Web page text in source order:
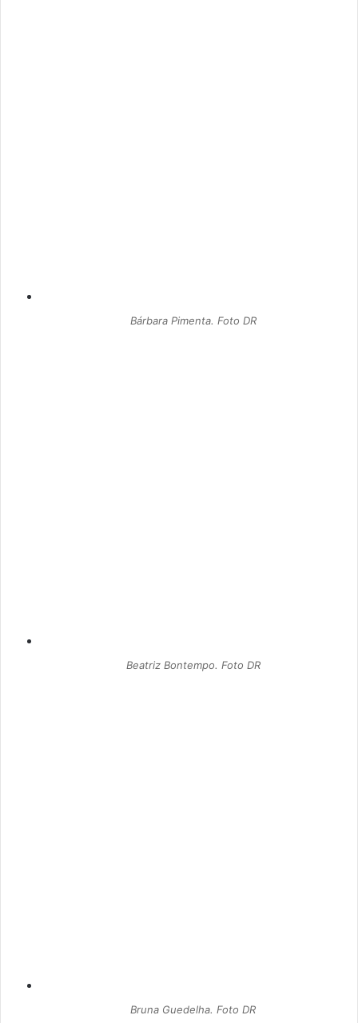
Bárbara Pimenta. Foto DR
Beatriz Bontempo. Foto DR
Bruna Guedelha. Foto DR